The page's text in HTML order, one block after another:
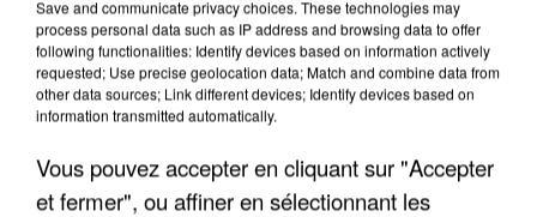
APRÈS TOUTES CES CANICULES, LES REFUGES
DE FAUNE SAUVAGE SONT...
Save and communicate privacy choices. These technologies may
process personal data such as IP address and browsing data to offer
following functionalities: Identify devices based on information actively
requested; Use precise geolocation data; Match and combine data from
other data sources; Link different devices; Identify devices based on
information transmitted automatically.
Vous pouvez accepter en cliquant sur "Accepter
et fermer", ou affiner en sélectionnant les